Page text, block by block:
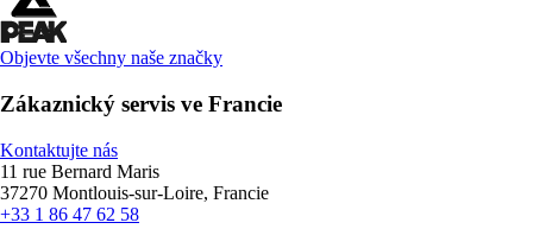
Objevte všechny naše značky
Zákaznický servis ve Francie
Kontaktujte nás
11 rue Bernard Maris
37270 Montlouis-sur-Loire, Francie
+33 1 86 47 62 58